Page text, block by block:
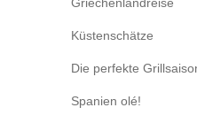
Küstenschätze
Die perfekte
Spanien olé!